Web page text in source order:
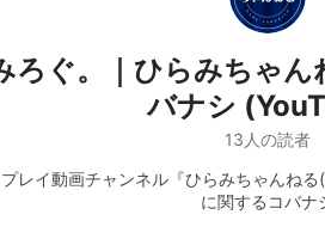
ろぐ。｜ひらみちゃん
バナシ
13人の読者
レイ動画チャンネル『ひらみちゃんね
に関するコバナ